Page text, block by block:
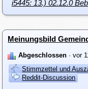
Meinungsbild
Abgeschlossen · vor
Stimmzettel und
Reddit-Discussion